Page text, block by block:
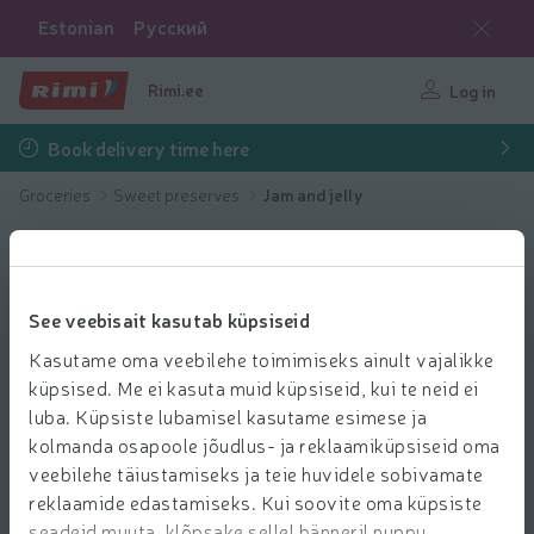
See veebisait kasutab küpsiseid
Kasutame oma veebilehe toimimiseks ainult vajalikke
küpsised. Me ei kasuta muid küpsiseid, kui te neid ei
luba. Küpsiste lubamisel kasutame esimese ja
kolmanda osapoole jõudlus- ja reklaamiküpsiseid oma
veebilehe täiustamiseks ja teie huvidele sobivamate
reklaamide edastamiseks. Kui soovite oma küpsiste
Estonian Русский
Rimi.ee Log in
Book delivery time here
Groceries Sweet preserves Jam and jelly